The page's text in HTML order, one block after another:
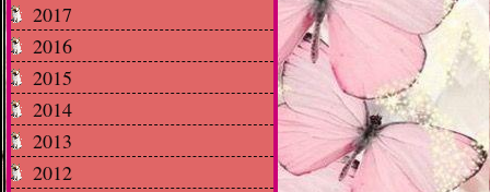
2017
2016
2015
2014
2013
2012